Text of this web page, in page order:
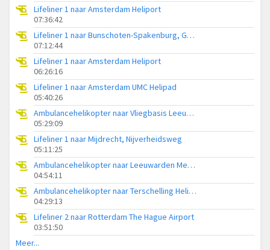
Lifeliner 1 naar Amsterdam Heliport
07:36:42
Lifeliner 1 naar Bunschoten-Spakenburg, Gasthuisweg
07:12:44
Lifeliner 1 naar Amsterdam Heliport
06:26:16
Lifeliner 1 naar Amsterdam UMC Helipad
05:40:26
Ambulancehelikopter naar Vliegbasis Leeuwarden
05:29:09
Lifeliner 1 naar Mijdrecht, Nijverheidsweg
05:11:25
Ambulancehelikopter naar Leeuwarden Medical Center Heliport
04:54:11
Ambulancehelikopter naar Terschelling Heliport
04:29:13
Lifeliner 2 naar Rotterdam The Hague Airport
03:51:50
Meer...